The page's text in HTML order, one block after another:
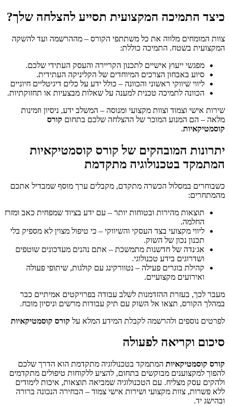
כיצד התמיכה המקצועית תסייע להצלחה שלך?
צוות המומחים מלווה את כל משתתפי הקורס – מההרשמה ועד להשקה
המקצועית בשטח. התמיכה כוללת:
מפגשי ייעוץ אישיים לתכנון הקריירה והעסק העתידי שלכם.
סיוע באבחון הצרכים המיוחדים של הקליניקה העתידית.
ליווי שיווקי ראשוני והכוונה – כולל ידע על כלים דיגיטליים חיוניים
הכוונה לתמיכה טכנית למענה על שאלות מבצעיות או תחזוקתיות.
שירות אישי וצמוד וצוות מקצועי ומנוסה – המשלב ידע, ניסיון וזמינות
מלאה – הם המנוע המוכר של ההצלחה שלכם בתחום קורס
קוסמטיקאיות.
יתרונות המובהקים של קורס קוסמטיקאיות
המתמקד בטכנולוגיה מתקדמת
כשבוחרים במסלול הכשרה מתקדם, מקבלים ערך מוסף שמבדיל אתכם
מהמתחרים:
תוצאות מהירות ובטוחות יותר – עם ידע בציוד שמפחית כאב ומזרז
החלמה.
ליווי מקצועי בצד העסקי והשיווקי – כי טיפול מצוין לא מספיק בלי
תכנון נכון של השוק.
אג׳נדה של חדשנות מתמשכת – אתם נהנים מעדכונים שוטפים
ושדרוגים בידע טכנולוגי.
קהילת בוגרים פעילה – נטוורקינג עם קולגות, שיתופי פעולה
ואירועים מקצועיים.
מעבר לכך, בעזרת ההזדמנות לשלב עבודה בפרויקטים אמיתיים כבר
במהלך הקורס, תצאו אל השוק עם תיק עבודות מרשים וניסיון מוכח.
לפרטים נוספים ולהרשמה לקבלת המידע המלא על קורס קוסמטיקאיות
סיכום וקריאה לפעולה
קורס קוסמטיקאיות המתמקד בטכנולוגיה מתקדמת הוא הדרך שלכם
להפוך למקצוענים מבוקשים בתחום, להציע ללקוחות טיפולים מתקדמים
ולהקים עסק מצליח. עם הטכנולוגיה שמביאה תוצאות, איכות לימודים
ללא פשרות, צוות מקצועי ושירות אישי צמוד – הבחירה הנכונה ברורה
ובהישג יד.